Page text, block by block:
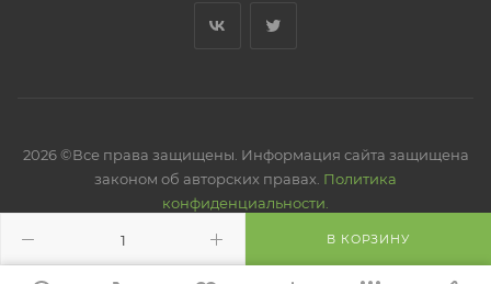
В КОРЗИНУ
2026 ©Все права защищены. Информация сайта защищена
законом об авторских правах. Политика
конфиденциальности.